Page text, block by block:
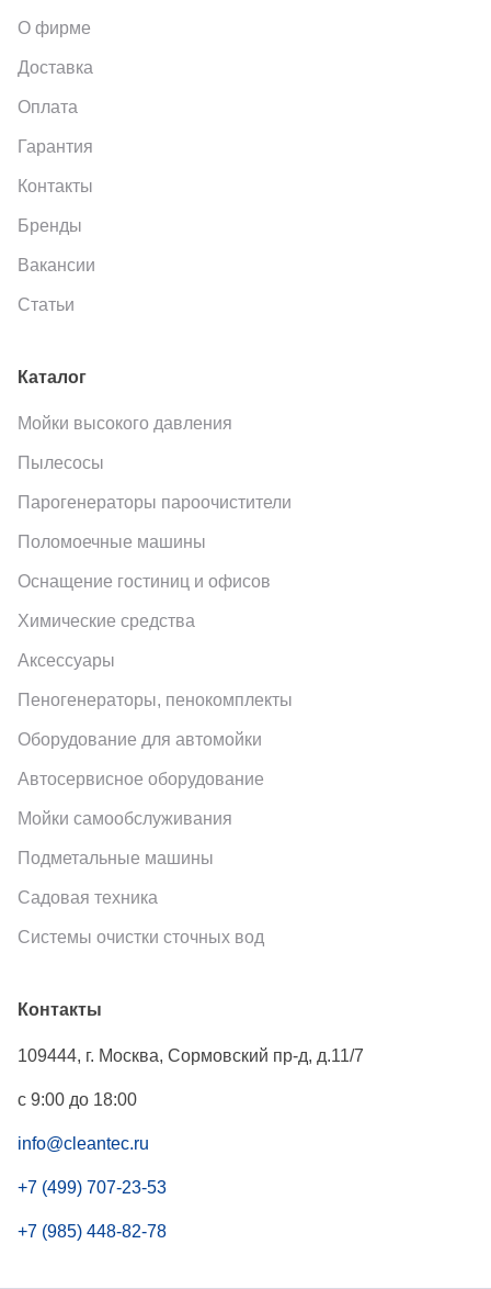
О фирме
Доставка
Оплата
Гарантия
Контакты
Бренды
Вакансии
Статьи
Каталог
Мойки высокого давления
Пылесосы
Парогенераторы пароочистители
Поломоечные машины
Оснащение гостиниц и офисов
Химические средства
Аксессуары
Пеногенераторы, пенокомплекты
Оборудование для автомойки
Автосервисное оборудование
Мойки самообслуживания
Подметальные машины
Садовая техника
Системы очистки сточных вод
Контакты
109444, г. Москва, Сормовский пр-д, д.11/7
с 9:00 до 18:00
info@cleantec.ru
+7 (499) 707-23-53
+7 (985) 448-82-78